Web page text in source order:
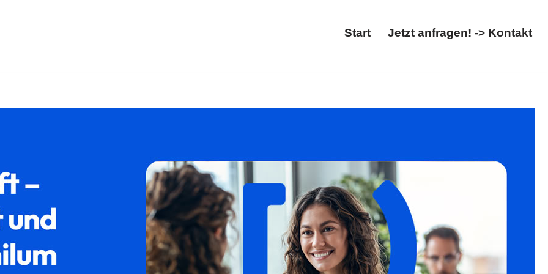
Start Jetzt anfragen! -> Kontakt
in 85139 Wettstetten bei 𝐟𝐚𝐦𝐢𝐥𝐮𝐦, Ihr Rechtsanwalt. Ihre Aufgaben, unsere Aufgabe ✉.